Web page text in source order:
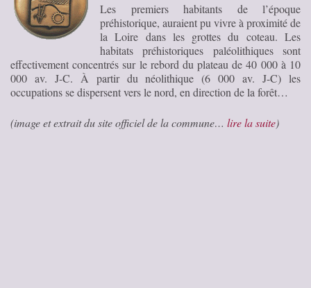
Les premiers habitants de l’époque
préhistorique, auraient pu vivre à proximité de
la Loire dans les grottes du coteau. Les
habitats préhistoriques paléolithiques sont
effectivement concentrés sur le rebord du plateau de 40 000 à 10
000 av. J-C. À partir du néolithique (6 000 av. J-C) les
occupations se dispersent vers le nord, en direction de la forêt…
(image et extrait du site officiel de la commune… lire la suite)